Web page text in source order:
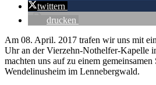
twittern
drucken
Am 08. April. 2017 trafen wir uns mit
Uhr an der Vierzehn-Nothelfer-Kapelle
machten uns auf zu einem gemeinsamen
Wendelinusheim im Lennebergwald.